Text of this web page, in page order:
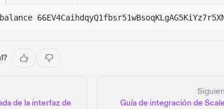
de la interfaz de
Guía de integración de